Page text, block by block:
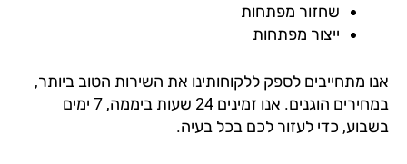
שחזור מפתחות
ייצור מפתחות
מתחייבים לספק ללקוחותינו את השירות הטוב ביותר,
במחירים הוגנים. אנו זמינים 24 שעות ביממה, 7 ימים
כדי לעזור לכם בכל בעיה.